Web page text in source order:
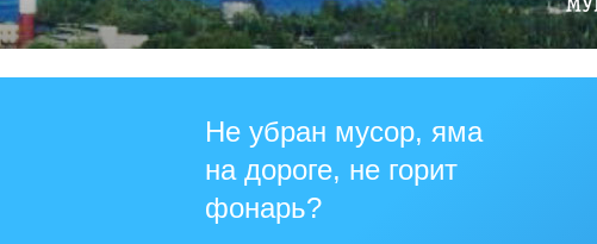
Не убран мусор, яма
на дороге, не горит
фонарь?